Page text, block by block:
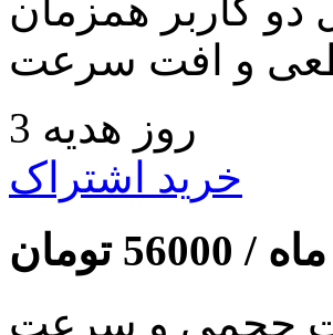
دو کاربر همزمان
و افت سرعت
3 روز هدیه
خرید اشتراک
/
56000 تومان
حجمی و سرعت